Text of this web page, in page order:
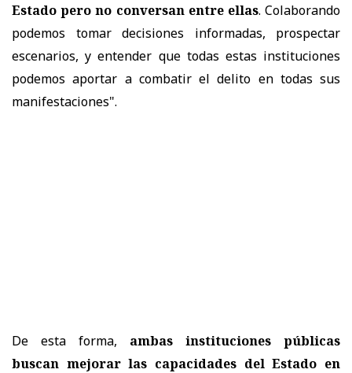
Estado pero no conversan entre ellas. Colaborando
podemos tomar decisiones informadas, prospectar
escenarios, y entender que todas estas instituciones
podemos aportar a combatir el delito en todas sus
manifestaciones".
De esta forma, ambas instituciones públicas
buscan mejorar las capacidades del Estado en